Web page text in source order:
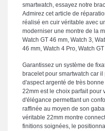
smartwatch, essayez notre
Admirez cet article de
réalisé en cuir véritable avec
moderniser une montre de la
Watch GT 46 mm, Watch 3,
46 mm, Watch 4 Pro, Watch
Garantissez un système de
bracelet pour smartwatch car
d'aspect argenté de très
22mm est le choix parfait pour
d'élégance permettant un
raffinée au moyen de son
véritable 22mm montre
finitions soignées, le